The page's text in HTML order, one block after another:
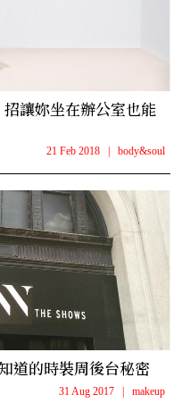
讓妳坐在辦公室也能
21 Feb 2018 | body&soul
道的時裝周後台秘密
31 Aug 2017 | makeup